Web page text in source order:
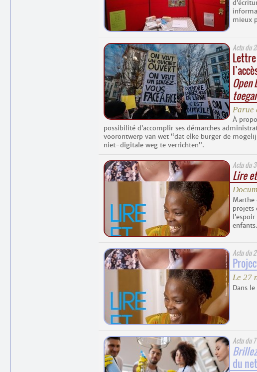
mieux
Actu du
Open
Parue
À
possibilité d’accomplir ses démarches
voorontwerp van wet “dat elke burger de
niet-digitale weg te verrichten”.
Actu du
Lire
Marthe
projets
Actu du
Le 27
Dans
Actu du
du